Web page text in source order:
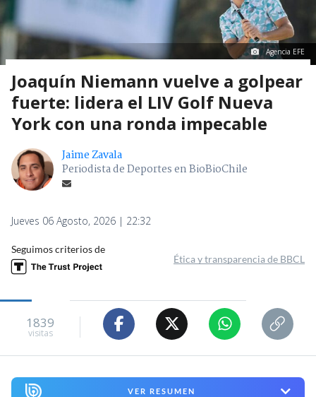
Agencia EFE
Joaquín Niemann vuelve a golpear
fuerte: lidera el LIV Golf Nueva
York con una ronda impecable
Jaime Zavala
Periodista de Deportes en BioBioChile
Jueves 06 Agosto, 2026 | 22:32
Seguimos criterios de
Ética y transparencia de BBCL
1839
visitas
VER RESUMEN